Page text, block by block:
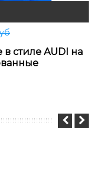
стиле AUDI на